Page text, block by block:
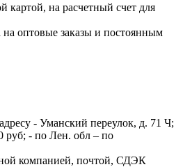
картой, на расчетный счет для
на оптовые заказы и постоянным
- Уманский переулок, д. 71 Ч;
руб; - по Лен. обл – по
компанией, почтой, СДЭК